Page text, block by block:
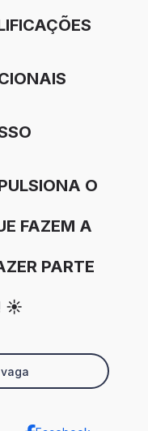
O
FAZEM A
PARTE
☀️